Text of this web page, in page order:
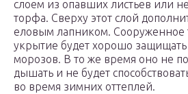
слоем из опавших листьев или
торфа. Сверху этот слой
еловым лапником. Сооруженное
укрытие будет хорошо защищать
морозов. В то же время оно не
дышать и не будет
во время зимних оттеплей.